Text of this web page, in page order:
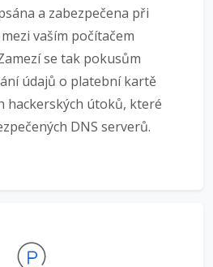
a zabezpečena při
vaším počítačem
se tak pokusům
údajů o platební kartě
hackerských útoků, které
DNS serverů.